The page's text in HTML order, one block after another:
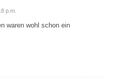
p.m.
waren wohl schon ein